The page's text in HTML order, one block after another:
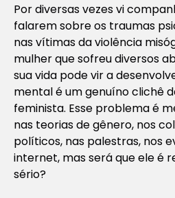
Por diversas vezes vi
falarem sobre os traumas
nas vítimas da violência
mulher que sofreu diversos
sua vida pode vir a
mental é um genuíno clichê
feminista. Esse problema é
nas teorias de gênero, nos
políticos, nas palestras, nos
internet, mas será que ele é
sério?